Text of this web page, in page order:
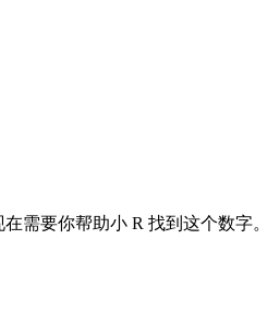
需要你帮助小 R 找到这个数字。